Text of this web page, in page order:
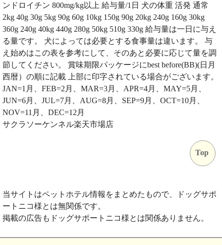
ンドロイチン 800mg/kg以上 給与量/1日 犬の体重 活発 通常
2kg 40g 30g 5kg 90g 60g 10kg 150g 90g 20kg 240g 160g 30kg
360g 240g 40kg 440g 280g 50kg 510g 330g 給与量は一日に与え
る量です。 犬によっては必要とする食事量は違います。 与
え始めはこの表を参考にして、そのあと必要に応じて量を調
節してください。 賞味期限パッケージにbest before(BB)(日月
西暦）の順に記載 上部に印字されている場合がございます。
JAN=1月、FEB=2月、MAR=3月、APR=4月、MAY=5月、
JUN=6月、JUL=7月、AUG=8月、SEP=9月、OCT=10月、
NOV=11月、DEC=12月
サクラソーケンネル楽天市場店
Top
当サイトはペットホテル情報をまとめたもので、ドッグサポ
ートニコ様とは無関係です。
掲載の広告もドッグサポートニコ様とは関係ありません。